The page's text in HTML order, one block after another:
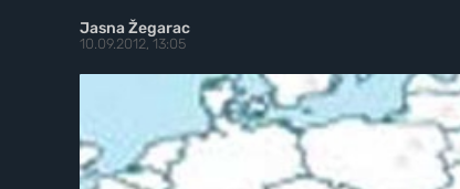
Jasna Žegarac
10.09.2012, 13:05